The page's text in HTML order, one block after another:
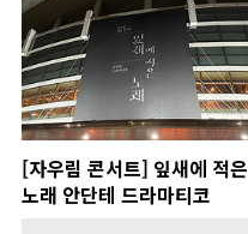
[자우림 콘서트] 잎새에 적은
노래 안단테 드라마티코